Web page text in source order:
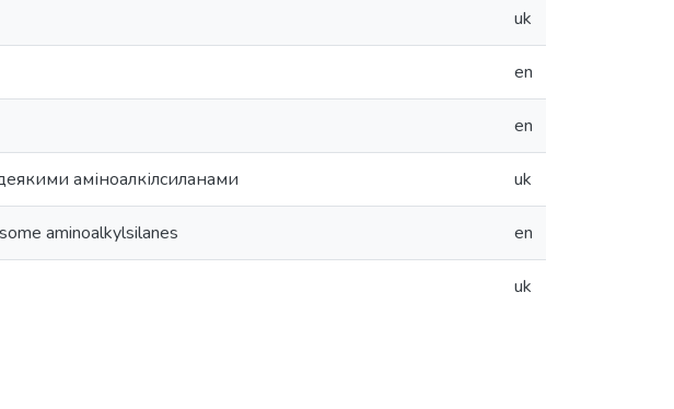
uk
en
en
аміноалкілсиланами uk
aminoalkylsilanes en
uk